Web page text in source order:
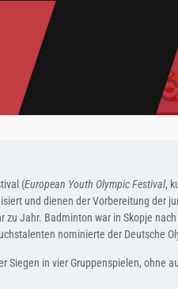
(European Youth Olympic Festival,
und dienen der Vorbereitung
Jahr. Badminton war in Skopje
nominierte der Deutsche
Siegen in vier Gruppenspielen,